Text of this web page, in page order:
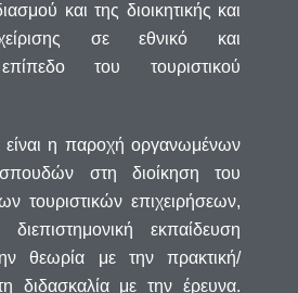
και της διοικητικής και
σε εθνικό και
του τουριστικού
η παροχή οργανωμένων
στη διοίκηση του
τουριστικών επιχειρήσεων,
εκπαίδευση
θεωρία με την πρακτική/
διδασκαλία με την έρευνα.